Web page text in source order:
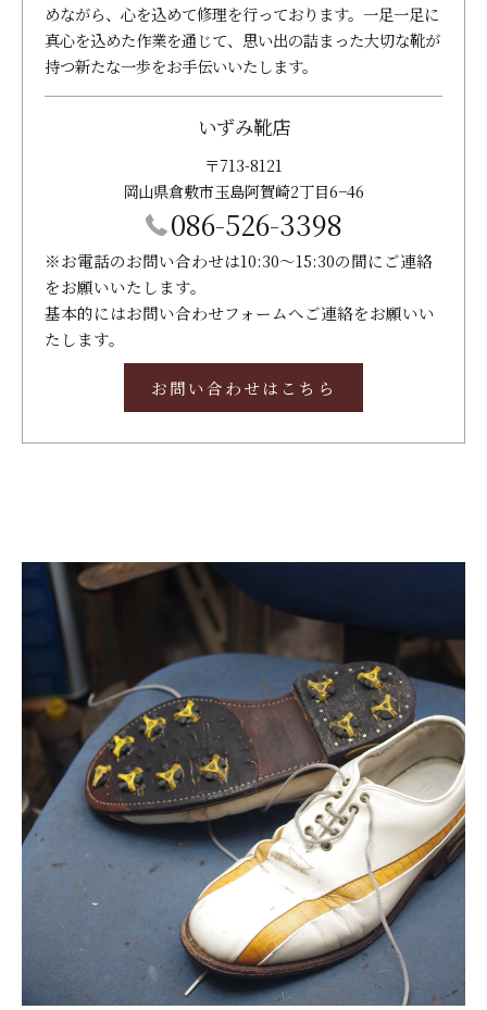
めながら、心を込めて修理を行っております。一足一足に
真心を込めた作業を通じて、思い出の詰まった大切な靴が
持つ新たな一歩をお手伝いいたします。
いずみ靴店
〒713-8121
岡山県倉敷市玉島阿賀崎2丁目6−46
086-526-3398
※お電話のお問い合わせは10:30～15:30の間にご連絡
をお願いいたします。
基本的にはお問い合わせフォームへご連絡をお願いい
たします。
お問い合わせはこちら